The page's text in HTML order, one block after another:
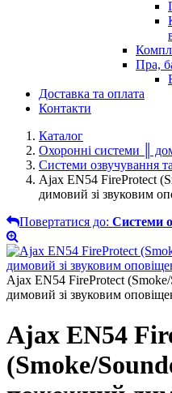
Пра,
Доставка та оплата
Контакти
Каталог
Охоронні системи ║
Системи озвучування
Ajax EN54 FireProtect
димовий зі звуковим
Повертатися до: Системи
Ajax EN54 FireProtect
димовий зі звуковим
Ajax EN54
(Smoke/